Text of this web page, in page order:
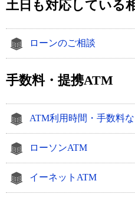
土日も対応している
ローンのご相談
手数料・提携ATM
ATM利用時間・手数料
ローソンATM
イーネットATM